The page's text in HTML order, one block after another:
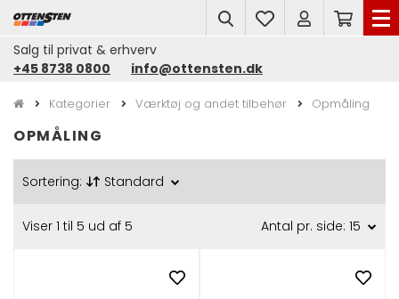
search
Salg til privat & erhverv
+45 8738 0800
info@ottensten.dk
Kategorier Værktøj og andet tilbehør Opmåling
OPMÅLING
Sortering: Standard
Viser 1 til 5 ud af 5 Antal pr. side: 15